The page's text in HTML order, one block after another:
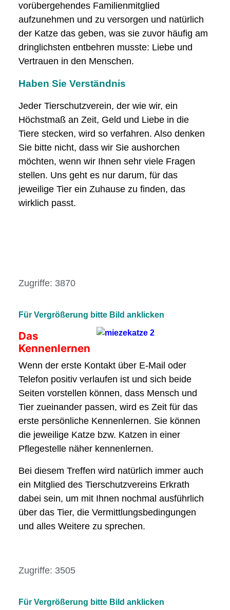
vorübergehendes Familienmitglied
aufzunehmen und zu versorgen und natürlich
der Katze das geben, was sie zuvor häufig am
dringlichsten entbehren musste: Liebe und
Vertrauen in den Menschen.
Haben Sie Verständnis
Jeder Tierschutzverein, der wie wir, ein
Höchstmaß an Zeit, Geld und Liebe in die
Tiere stecken, wird so verfahren. Also denken
Sie bitte nicht, dass wir Sie aushorchen
möchten, wenn wir Ihnen sehr viele Fragen
stellen. Uns geht es nur darum, für das
jeweilige Tier ein Zuhause zu finden, das
wirklich passt.
Details
Zugriffe: 3870
Für Vergrößerung bitte Bild anklicken
Das
Kennenlernen
Wenn der erste Kontakt über E-Mail oder
Telefon positiv verlaufen ist und sich beide
Seiten vorstellen können, dass Mensch und
Tier zueinander passen, wird es Zeit für das
erste persönliche Kennenlernen. Sie können
die jeweilige Katze bzw. Katzen in einer
Pflegestelle näher kennenlernen.
Bei diesem Treffen wird natürlich immer auch
ein Mitglied des Tierschutzvereins Erkrath
dabei sein, um mit Ihnen nochmal ausführlich
über das Tier, die Vermittlungsbedingungen
und alles Weitere zu sprechen.
Details
Zugriffe: 3505
Für Vergrößerung bitte Bild anklicken